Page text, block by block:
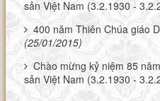
sản Việt Nam (3.2.1930 -
400 năm Thiên Chúa giáo
(25/01/2015)
Chào mừng kỷ niệm 85
sản Việt Nam (3.2.1930 -